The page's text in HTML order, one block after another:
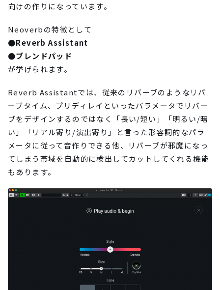
向けの作りになっています。
Neoverbの特徴として
●Reverb Assistant
●ブレンドパッド
が挙げられます。
Reverb Assistantでは、従来のリバーブのようなリバ
ーブタイム、プリディレイといったパラメータでリバー
ブをデザインするのではなく「長い/短い」「明るい/暗
い」「リアル寄り/演出寄り」と言った形容詞的なパラ
メータに従って音作りできる他、リバーブが邪魔になっ
てしまう帯域を自動的に検出してカットしてくれる機能
もあります。